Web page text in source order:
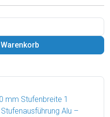
mm Stufenbreite 1
Alu –